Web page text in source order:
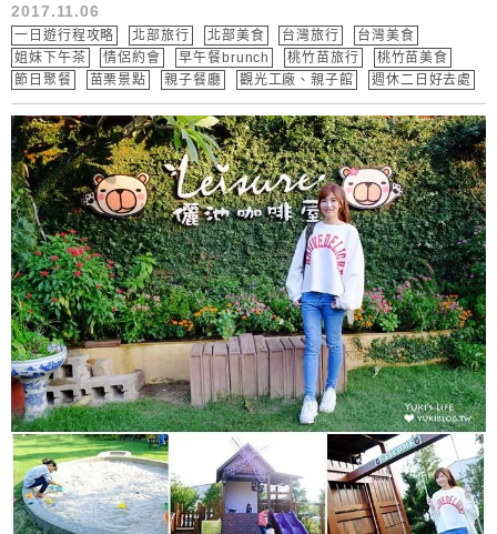
2017.11.06
一日遊行程攻略 北部旅行 北部美食 台灣旅行
台灣美食
姐妹下午茶
情侶約會 早午餐brunch 桃竹苗旅行
桃竹苗美食
節日聚餐
苗栗景點 親子餐廳 觀光工廠、親子館 週休二日好去處